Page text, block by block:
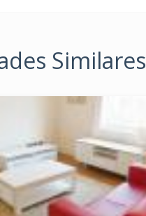
Similares